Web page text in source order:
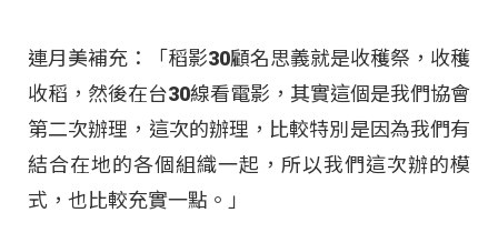
連月美補充：「稻影30顧名思義就是收穫祭，收穫
收稻，然後在台30線看電影，其實這個是我們協會
第二次辦理，這次的辦理，比較特別是因為我們有
結合在地的各個組織一起，所以我們這次辦的模
式，也比較充實一點。」